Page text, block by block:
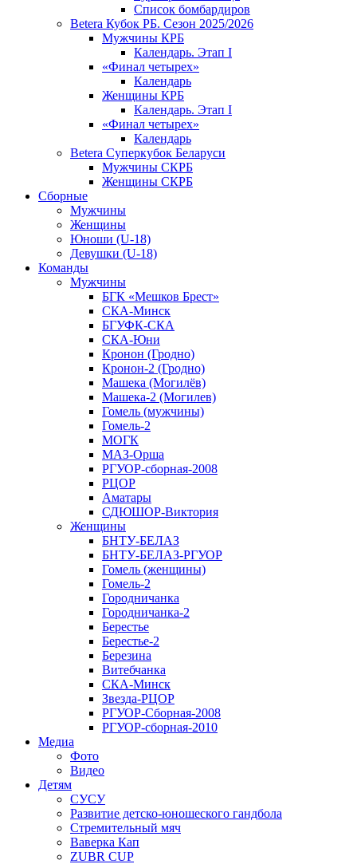
Список бомбардиров
Betera Кубок РБ. Сезон 2025/2026
Мужчины КРБ
Календарь. Этап I
«Финал четырех»
Календарь
Женщины КРБ
Календарь. Этап I
«Финал четырех»
Календарь
Betera Суперкубок Беларуси
Мужчины СКРБ
Женщины СКРБ
Сборные
Мужчины
Женщины
Юноши (U-18)
Девушки (U-18)
Команды
Мужчины
БГК «Мешков Брест»
СКА-Минск
БГУФК-СКА
СКА-Юни
Кронон (Гродно)
Кронон-2 (Гродно)
Машека (Могилёв)
Машека-2 (Могилев)
Гомель (мужчины)
Гомель-2
МОГК
МАЗ-Орша
РГУОР-сборная-2008
РЦОР
Аматары
СДЮШОР-Виктория
Женщины
БНТУ-БЕЛАЗ
БНТУ-БЕЛАЗ-РГУОР
Гомель (женщины)
Гомель-2
Городничанка
Городничанка-2
Берестье
Берестье-2
Березина
Витебчанка
СКА-Минск
Звезда-РЦОР
РГУОР-Сборная-2008
РГУОР-сборная-2010
Медиа
Фото
Видео
Детям
СУСУ
Развитие детско-юношеского гандбола
Стремительный мяч
Ваверка Кап
ZUBR CUP